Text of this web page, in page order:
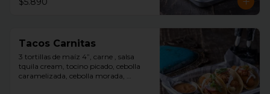
Tacos Carnitas
3 tortillas de maíz 4”, carne , salsa
tquila cream, tocino picado, cebolla
caramelizada, cebolla morada,